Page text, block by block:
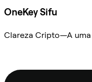
OneKey Sifu
Clareza Cripto—A